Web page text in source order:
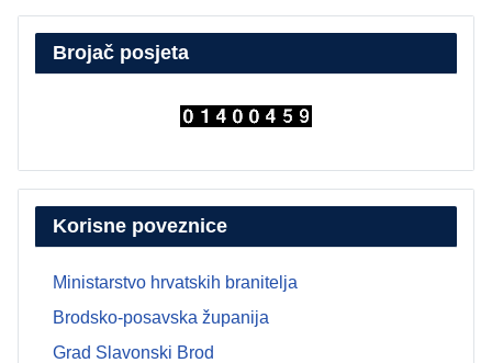
Brojač posjeta
Korisne poveznice
Ministarstvo hrvatskih branitelja
Brodsko-posavska županija
Grad Slavonski Brod